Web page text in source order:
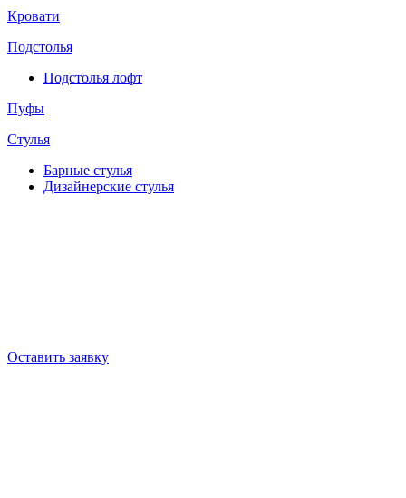
Кровати
Подстолья
Подстолья лофт
Пуфы
Стулья
Барные cтулья
Дизайнерские cтулья
Оставить заявку